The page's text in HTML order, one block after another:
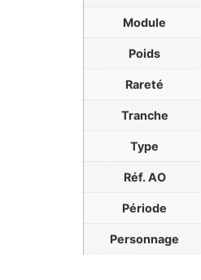
Module
Poids
Rareté
Tranche
Type
Réf. AO
Période
Personnage